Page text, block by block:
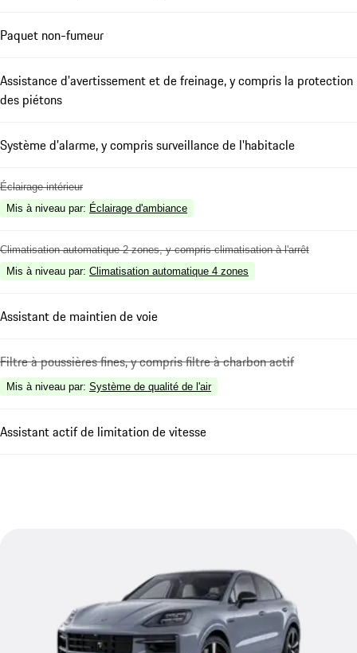
Paquet non-fumeur
Assistance d'avertissement et de freinage, y compris la protection
des piétons
Système d'alarme, y compris surveillance de l'habitacle
Éclairage intérieur
Mis à niveau par: Éclairage d'ambiance
Climatisation automatique 2 zones, y compris climatisation à l'arrêt
Mis à niveau par: Climatisation automatique 4 zones
Assistant de maintien de voie
Filtre à poussières fines, y compris filtre à charbon actif
Mis à niveau par: Système de qualité de l'air
Assistant actif de limitation de vitesse